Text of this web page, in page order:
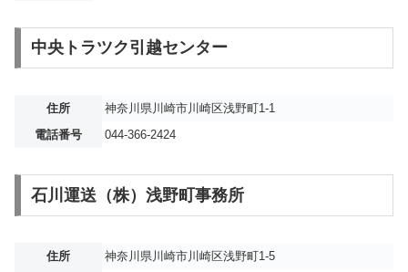
中央トラツク引越センター
住所
神奈川県川崎市川崎区浅野町1-1
電話番号
044-366-2424
石川運送（株）浅野町事務所
住所
神奈川県川崎市川崎区浅野町1-5